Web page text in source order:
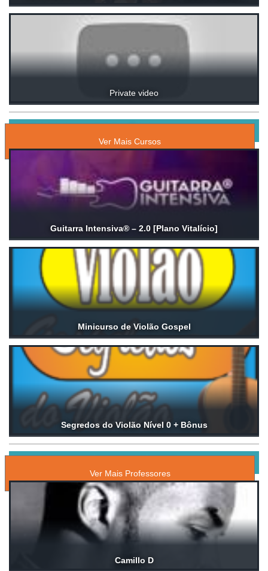
Private video
Ver Mais Cursos
Guitarra Intensiva® – 2.0 [Plano Vitalício]
Minicurso de Violão Gospel
Segredos do Violão Nível 0 + Bônus
Ver Mais Professores
Camillo D